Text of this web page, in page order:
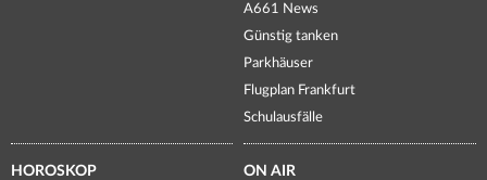
A661 News
Günstig tanken
Parkhäuser
Flugplan Frankfurt
Schulausfälle
HOROSKOP ON AIR